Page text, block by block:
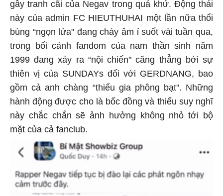
gây tranh cãi của Negav trong quá khứ. Động thái
này của admin FC HIEUTHUHAI một lần nữa thổi
bùng “ngọn lửa" đang cháy âm ỉ suốt vài tuần qua,
trong bối cảnh fandom của nam thần sinh năm
1999 đang xảy ra “nội chiến" căng thẳng bởi sự
thiên vị của SUNDAYs đối với GERDNANG, bao
gồm cả anh chàng “thiếu gia phông bạt". Những
hành động được cho là bốc đồng và thiếu suy nghĩ
này chắc chắn sẽ ảnh hưởng không nhỏ tới bộ
mặt của cả fanclub.